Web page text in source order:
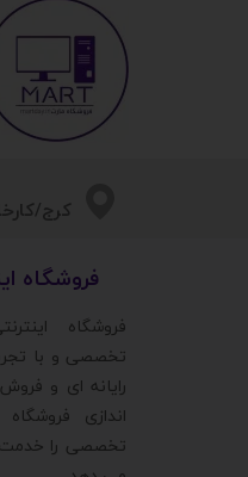
​​کرج/
​فروشگاه
​فروشگاه
تخصصی و با
رایانه ای و
اندازی
تخصصی را خدمت